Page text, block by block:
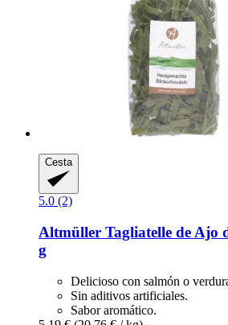
Cesta
5.0 (2)
Altmüller Tagliatelle de Ajo
g
Delicioso con salmón o
Sin aditivos artificiales.
Sabor aromático.